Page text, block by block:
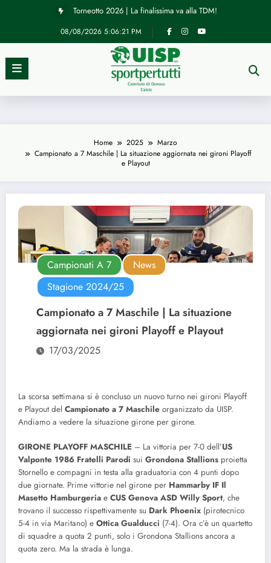
Torneotto 2026 | La finalissima va alla TDM!
08/08/2026 5:06:22 PM
Home 2025
Marzo
Campionato a 7 Maschile | La situazione aggiornata nei gironi Playoff
e Playout
Campionati A 7
News
Stagione 2024/25
Campionato a 7 Maschile | La situazione
aggiornata nei gironi Playoff e Playout
17/03/2025
La scorsa settimana si è concluso un nuovo turno nei gironi Playoff
e Playout del Campionato a 7 Maschile organizzato da UISP.
Andiamo a vedere la situazione girone per girone.
GIRONE PLAYOFF MASCHILE – La vittoria per 7-0 dell’US
Valponte 1986 Fratelli Parodi sui Grondona Stallions proietta
Stornello e compagni in testa alla graduatoria con 4 punti dopo
due giornate. Prime vittorie nel girone per Hammarby IF Il
Masetto Hamburgeria e CUS Genova ASD Willy Sport, che
trovano il successo rispettivamente su Dark Phoenix (pirotecnico
5-4 in via Maritano) e Ottica Gualducci (7-4). Ora c’è un quartetto
di squadre a quota 2 punti, solo i Grondona Stallions ancora a
quota zero. Ma la strada è lunga.